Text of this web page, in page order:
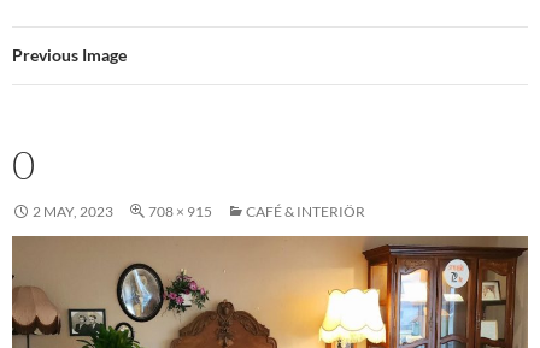
Previous Image
0
2 MAY, 2023 708 × 915 CAFÉ & INTERIÖR